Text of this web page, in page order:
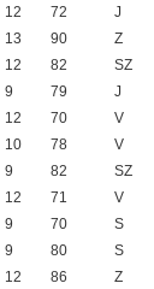
12 72 J
13 90 Z
12 82 SZ
9 79 J
12 70 V
10 78 V
9 82 SZ
12 71 V
9 70 S
9 80 S
12 86 Z